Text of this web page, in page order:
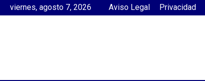
viernes, agosto 7, 2026 Aviso Legal Privacidad